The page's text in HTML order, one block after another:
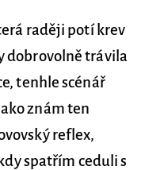
raději potí krev
dobrovolně trávila
tenhle scénář
znám ten
reflex,
spatřím ceduli s